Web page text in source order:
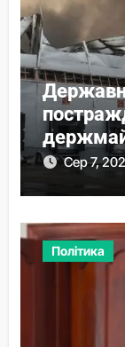
відСер 7,
Політика